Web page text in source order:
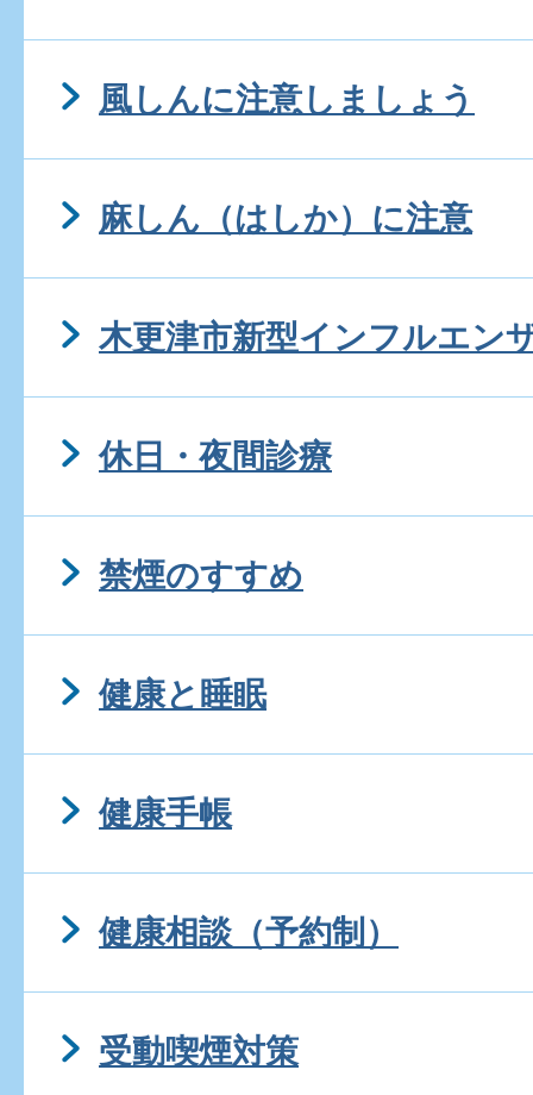
風しんに注意しましょう
麻しん（はしか）に注意
木更津市新型インフルエン
休日・夜間診療
禁煙のすすめ
健康と睡眠
健康手帳
健康相談（予約制）
受動喫煙対策